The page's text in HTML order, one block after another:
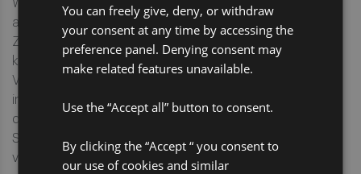
Websites oder die Produkte, Dienstleistungen oder die
anderen Angebote und lehnt jegliche Haftung für Ihren
Zugriff oder Ihre Nutzung dieser Websites ab. Pro gibt
keine Gewährleistungen, Zusicherungen oder
Versprechungen zum Inhalt dieser Websites ab. Es liegt
in Ihrer Verantwortung für die Gültigkeit, den Inhalt und
die Sicherheit einer Website von Dritten zu sorgen und
Sie sollten sich mit den Bedingungen dieser Websites
vertraut machen, bevor Sie fortfahren.
You can freely give, deny, or withdraw
your consent at any time by accessing the
preference panel. Denying consent may
make related features unavailable.
Use the “Accept all” button to consent.
By clicking the “Accept “ you consent to
our use of cookies and similar